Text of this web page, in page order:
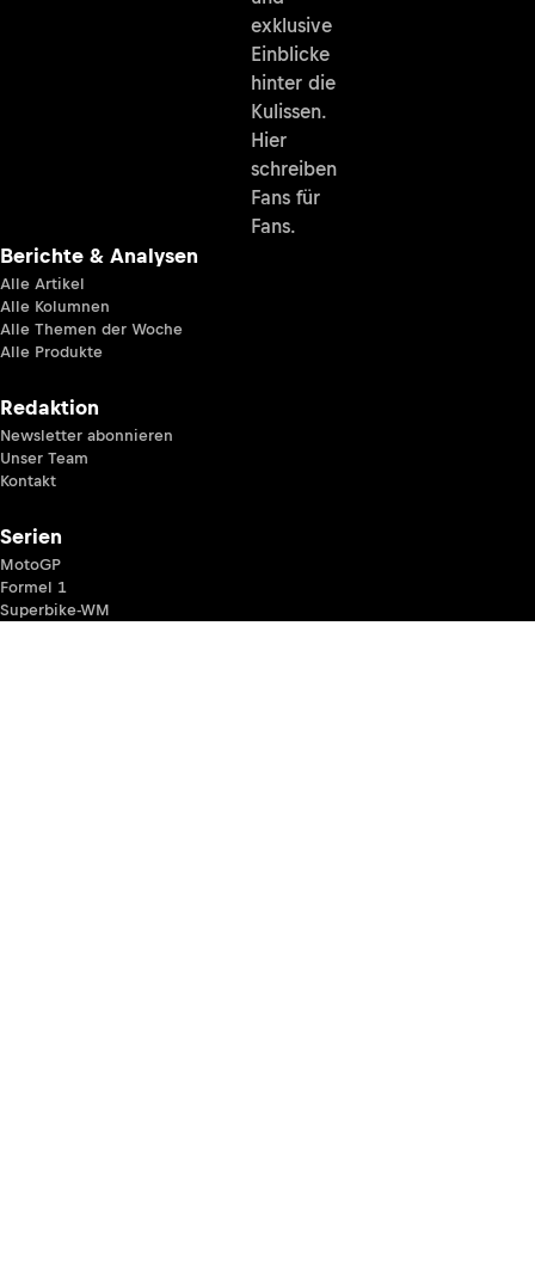
exklusive
Einblicke
hinter die
Kulissen.
Hier
schreiben
Fans für
Fans.
Berichte & Analysen
Alle Artikel
Alle Kolumnen
Alle Themen der Woche
Alle Produkte
Redaktion
Newsletter abonnieren
Unser Team
Kontakt
Serien
MotoGP
Formel 1
Superbike-WM